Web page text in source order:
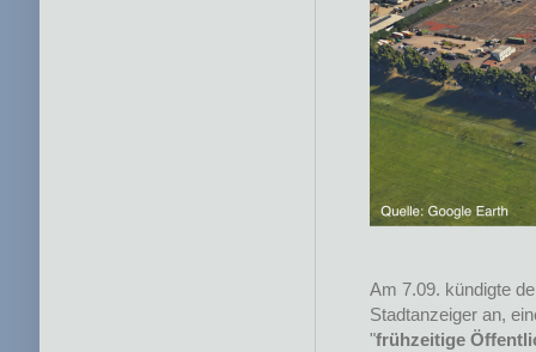
Am 7.09. kündigte
Stadtanzeiger an,
"frühzeitige